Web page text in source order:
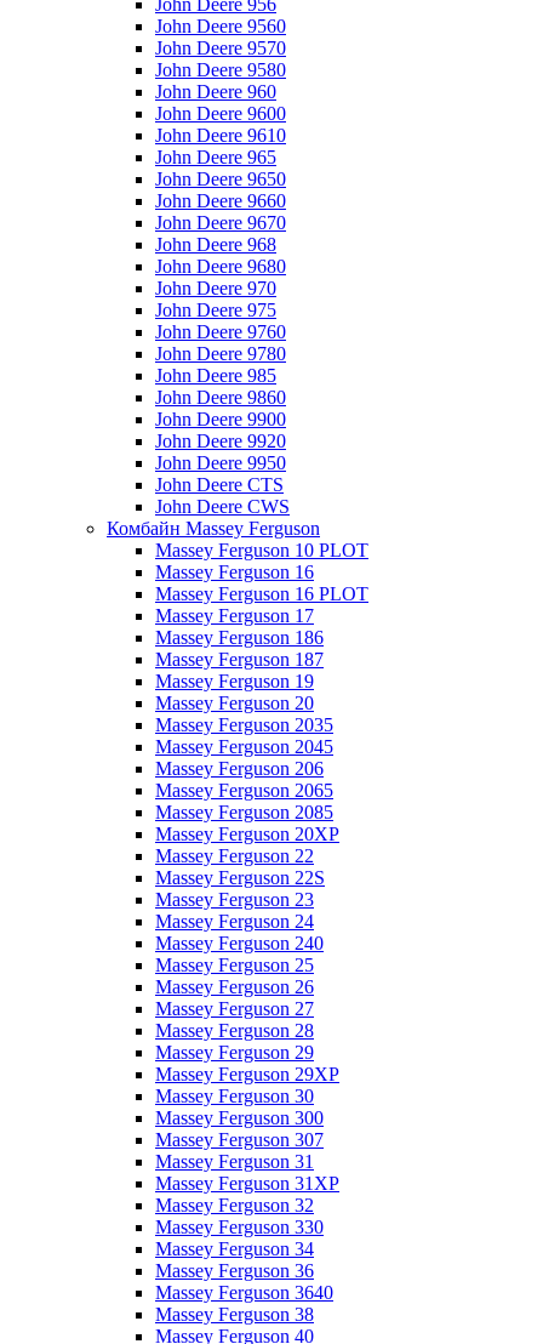
John Deere 956
John Deere 9560
John Deere 9570
John Deere 9580
John Deere 960
John Deere 9600
John Deere 9610
John Deere 965
John Deere 9650
John Deere 9660
John Deere 9670
John Deere 968
John Deere 9680
John Deere 970
John Deere 975
John Deere 9760
John Deere 9780
John Deere 985
John Deere 9860
John Deere 9900
John Deere 9920
John Deere 9950
John Deere CTS
John Deere CWS
Комбайн Massey Ferguson
Massey Ferguson 10 PLOT
Massey Ferguson 16
Massey Ferguson 16 PLOT
Massey Ferguson 17
Massey Ferguson 186
Massey Ferguson 187
Massey Ferguson 19
Massey Ferguson 20
Massey Ferguson 2035
Massey Ferguson 2045
Massey Ferguson 206
Massey Ferguson 2065
Massey Ferguson 2085
Massey Ferguson 20XP
Massey Ferguson 22
Massey Ferguson 22S
Massey Ferguson 23
Massey Ferguson 24
Massey Ferguson 240
Massey Ferguson 25
Massey Ferguson 26
Massey Ferguson 27
Massey Ferguson 28
Massey Ferguson 29
Massey Ferguson 29XP
Massey Ferguson 30
Massey Ferguson 300
Massey Ferguson 307
Massey Ferguson 31
Massey Ferguson 31XP
Massey Ferguson 32
Massey Ferguson 330
Massey Ferguson 34
Massey Ferguson 36
Massey Ferguson 3640
Massey Ferguson 38
Massey Ferguson 40